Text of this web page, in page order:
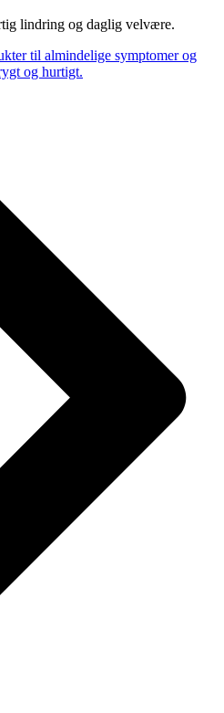
lindring og daglig velvære.
til almindelige symptomer og
og hurtigt.